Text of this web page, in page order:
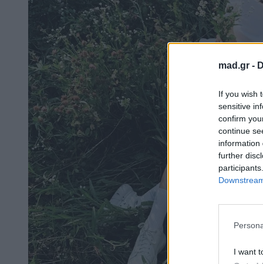
mad.gr -
If you wish
sensitive
confirm
continue
information
further
I want